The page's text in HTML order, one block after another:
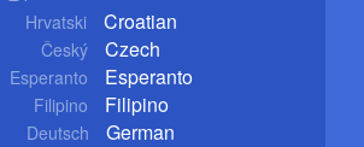
Hrvatski Croatian
Český Czech
Esperanto Esperanto
Filipino Filipino
Deutsch German